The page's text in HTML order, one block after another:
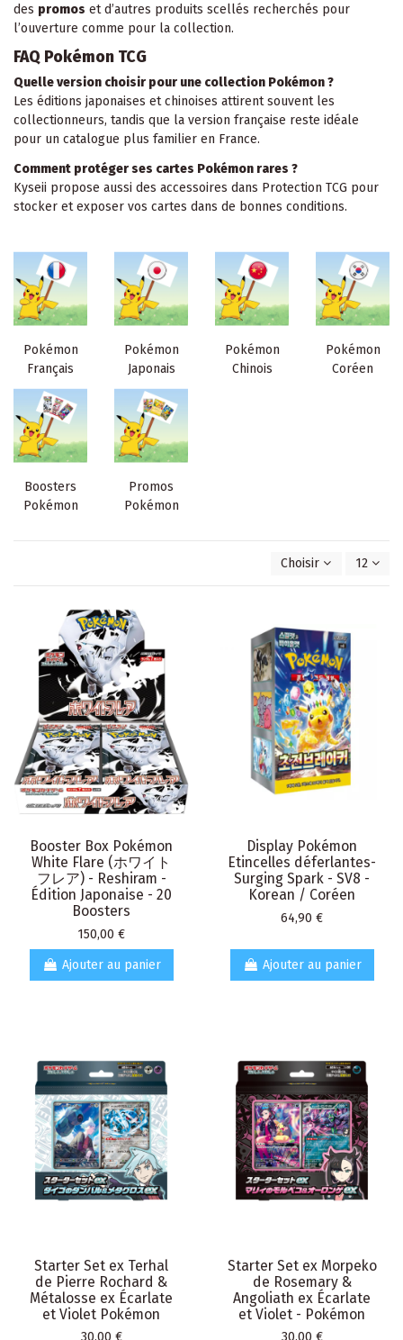
des promos et d’autres produits scellés recherchés pour
l’ouverture comme pour la collection.
FAQ Pokémon TCG
Quelle version choisir pour une collection Pokémon ?
Les éditions japonaises et chinoises attirent souvent les
collectionneurs, tandis que la version française reste idéale
pour un catalogue plus familier en France.
Comment protéger ses cartes Pokémon rares ?
Kyseii propose aussi des accessoires dans Protection TCG pour
stocker et exposer vos cartes dans de bonnes conditions.
Pokémon
Français
Pokémon
Japonais
Pokémon
Chinois
Pokémon
Coréen
Boosters
Pokémon
Promos
Pokémon
Choisir 12
Booster Box Pokémon
White Flare (ホワイト
フレア) - Reshiram -
Édition Japonaise - 20
Boosters
Prix
150,00 €
Ajouter au panier
Display Pokémon
Etincelles déferlantes-
Surging Spark - SV8 -
Korean / Coréen
Prix
64,90 €
Ajouter au panier
Starter Set ex Terhal
de Pierre Rochard &
Métalosse ex Écarlate
et Violet Pokémon
Prix
Starter Set ex Morpeko
de Rosemary &
Angoliath ex Écarlate
et Violet - Pokémon
Prix